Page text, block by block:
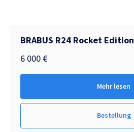
BRABUS R24 Rocket Edition
6 000 €
Mehr lesen
Bestellung